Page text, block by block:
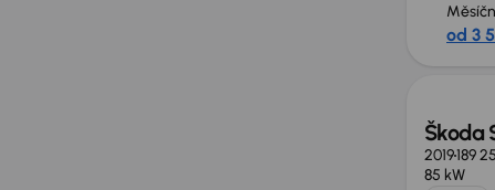
od 3
Škoda
2019189
85 kW